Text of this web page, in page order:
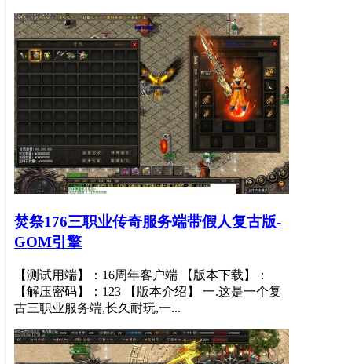
焚祭176三职业传奇服务端带假人复古版-
GOM引擎
【测试用端】：16周年客户端 【版本下载】：
【解压密码】：123 【版本介绍】 一.这是一个复
古三职业服务端,长久耐玩,一...